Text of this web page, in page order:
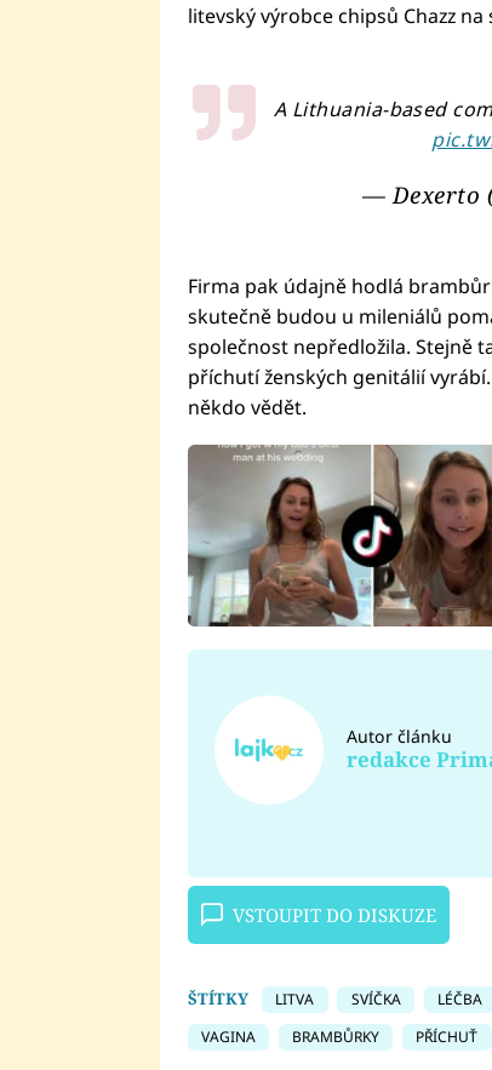
litevský výrobce chipsů Chazz
A Lithuania-based
— Dexerto
Firma pak údajně hodlá
skutečně budou u mileniálů
společnost nepředložila. Stejně
příchutí ženských genitálií
někdo vědět.
Autor článku
redakce
VSTOUPIT DO DISKUZE
ŠTÍTKY LITVA SVÍČKA LÉČBA
VAGINA
BRAMBŮRKY PŘÍCHUŤ